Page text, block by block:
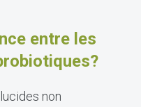
entre les
non